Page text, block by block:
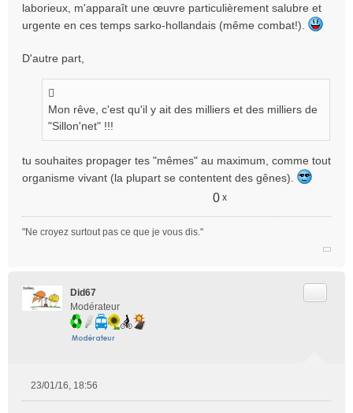
g
e
n
laborieux, m'apparaît une œuvre particulièrement salubre et
urgente en ces temps sarko-hollandais (même combat!).
D'autre part,
Mon rêve, c'est qu'il y ait des milliers et des milliers de
"Sillon'net" !!!
tu souhaites propager tes "mêmes" au maximum, comme tout
organisme vivant (la plupart se contentent des gênes).
0 x
"Ne croyez surtout pas ce que je vous dis."
Did67
Modérateur
23/01/16, 18:56